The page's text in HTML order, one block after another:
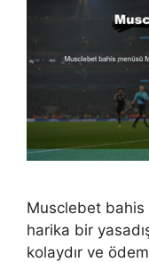
Musclebet bahis
harika bir
kolaydır ve